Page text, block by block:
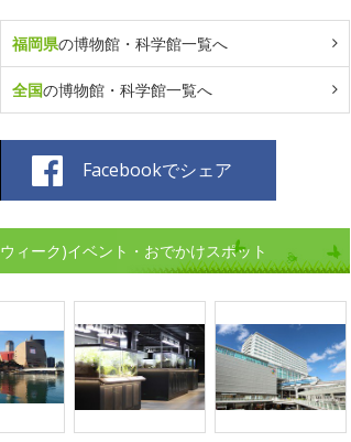
福岡県の博物館・科学館一覧へ
全国の博物館・科学館一覧へ
Facebookでシェア
ィーク)イベント・おでかけスポット